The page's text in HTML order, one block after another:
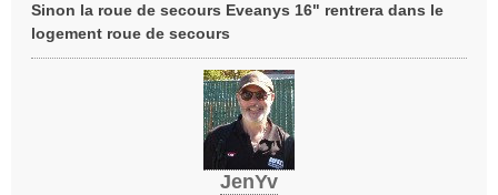
Sinon la roue de secours Eveanys 16" rentrera dans le
logement roue de secours
JenYv